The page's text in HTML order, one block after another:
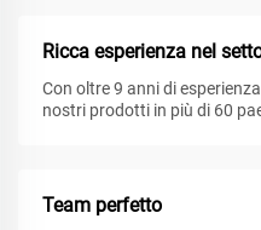
Ricca esperienza nel
Con oltre 9 anni di
nostri prodotti in più di 60
Team perfetto